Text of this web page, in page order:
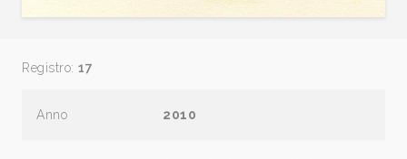
Registro: 17
Anno 2010